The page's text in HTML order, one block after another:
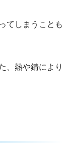
てしまうことも
、熱や錆により